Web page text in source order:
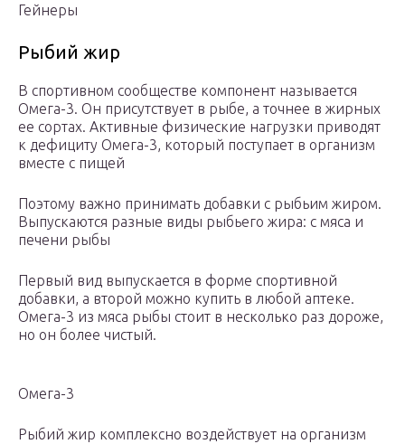
Гейнеры
Рыбий жир
В спортивном сообществе компонент называется
Омега-3. Он присутствует в рыбе, а точнее в жирных
ее сортах. Активные физические нагрузки приводят
к дефициту Омега-3, который поступает в организм
вместе с пищей
Поэтому важно принимать добавки с рыбьим жиром.
Выпускаются разные виды рыбьего жира: с мяса и
печени рыбы
Первый вид выпускается в форме спортивной
добавки, а второй можно купить в любой аптеке.
Омега-3 из мяса рыбы стоит в несколько раз дороже,
но он более чистый.
Омега-3
Рыбий жир комплексно воздействует на организм